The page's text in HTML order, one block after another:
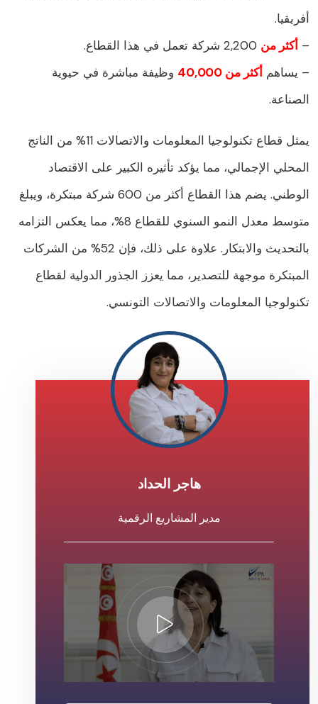
أكثر من2,200 شركة تعمل في هذا القطاع.
يساهمأكثر من 40,000
وظيفة مباشرة في حيوية
يمثل قطاع تكنولوجيا المعلومات والاتصالات 11% من الناتج
الإجمالي، مما يؤكد تأثيره الكبير على الاقتصاد
الوطني. يضم هذا القطاع أكثر من 600 شركة مبتكرة، ويبلغ
متوسط معدل النمو السنوي للقطاع 8%، مما يعكس التزامه
بالتحديث والابتكار. علاوة على ذلك، فإن 52% من الشركات
موجهة للتصدير، مما يعزز الجذور الدولية لقطاع
المعلومات والاتصالات التونسي.
هاجر الحداد
مدير المشاريع الرقمية